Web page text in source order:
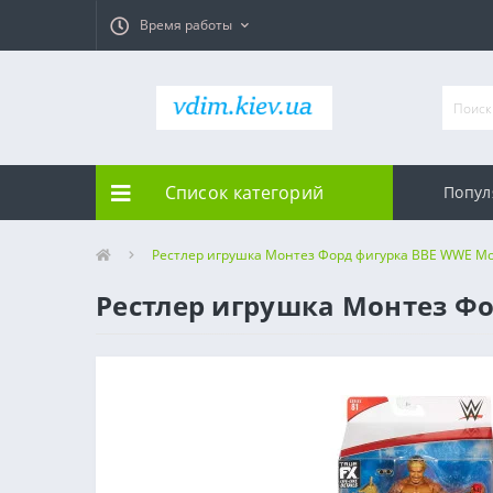
Время работы
Список категорий
Рестлер игрушка Монтез Форд фигурка ВВЕ WWE
Рестлер игрушка Монтез